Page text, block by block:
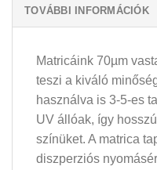
TOVÁBBI INFORMÁCIÓK
Matricáink 70µm
teszi a kiváló
használva is 3-5-es
UV állóak, így
színüket. A matrica
diszperziós